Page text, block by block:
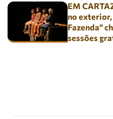
EM
no exterior,
Fazenda”
sessões